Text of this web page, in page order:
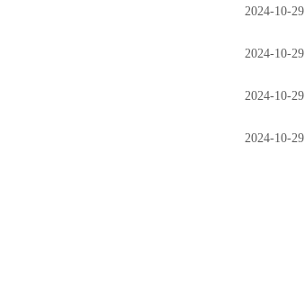
2024-10-29
2024-10-29
2024-10-29
2024-10-29